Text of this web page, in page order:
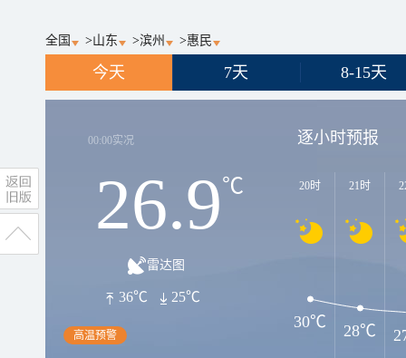
全国 >山东 >滨州 >惠民
今天 7天 8-15天
00:00实况
26.9℃
雷达图
36℃ 25℃
高温预警
逐小时预报
20时 21时
30℃ 28℃